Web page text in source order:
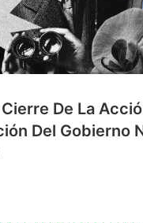
De La
Del Gobierno